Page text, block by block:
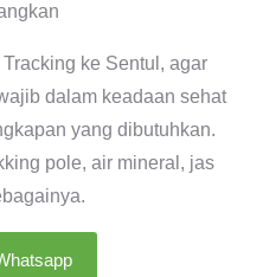
ke Sentul, agar
dalam keadaan sehat
yang dibutuhkan.
pole, air mineral, jas